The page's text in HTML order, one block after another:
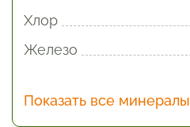
Хлор
Железо
Показать все минералы